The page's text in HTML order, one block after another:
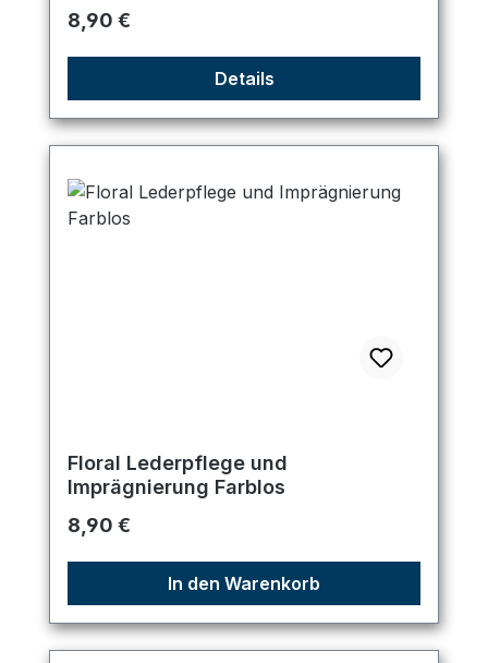
Regulärer Preis:
8,90 €
Details
Floral Lederpflege und
Imprägnierung Farblos
Regulärer Preis:
8,90 €
In den Warenkorb